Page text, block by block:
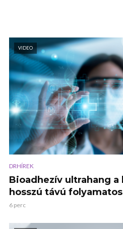
VIDEO
DRHÍREK
Bioadhezív ultrahang
hosszú távú
6 perc